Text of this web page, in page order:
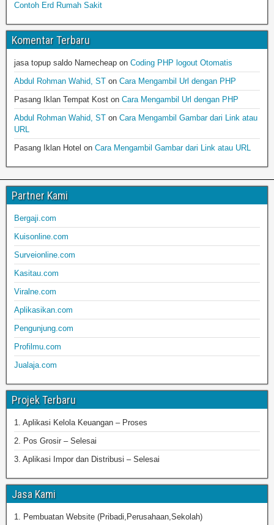
Contoh Erd Rumah Sakit
Komentar Terbaru
jasa topup saldo Namecheap on Coding PHP logout Otomatis
Abdul Rohman Wahid, ST on Cara Mengambil Url dengan PHP
Pasang Iklan Tempat Kost on Cara Mengambil Url dengan PHP
Abdul Rohman Wahid, ST on Cara Mengambil Gambar dari Link atau
URL
Pasang Iklan Hotel on Cara Mengambil Gambar dari Link atau URL
Partner Kami
Bergaji.com
Kuisonline.com
Surveionline.com
Kasitau.com
Viralne.com
Aplikasikan.com
Pengunjung.com
Profilmu.com
Jualaja.com
Projek Terbaru
1. Aplikasi Kelola Keuangan – Proses
2. Pos Grosir – Selesai
3. Aplikasi Impor dan Distribusi – Selesai
Jasa Kami
1. Pembuatan Website (Pribadi,Perusahaan,Sekolah)